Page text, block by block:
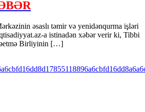
əsaslı təmir və yenidənqurma işləri
a istinadən xəbər verir ki, Tibbi
Birliyinin […]